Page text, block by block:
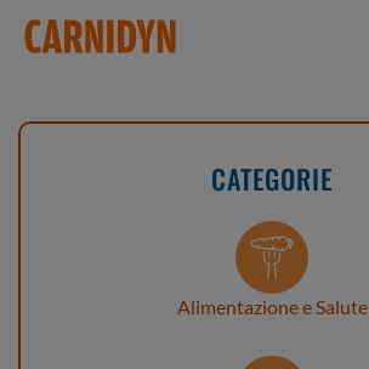
CATEGORIE
Alimentazione e Salute